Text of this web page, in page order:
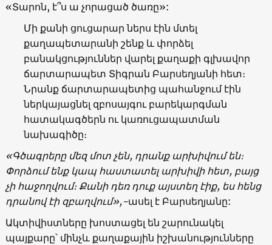
«Տարոն, է՞ս ա չորացած ծառը»:
Մի քանի ցուցարար ներս էին մտել
քաղապետարանի շենք և փորձել
բանակցություններ վարել քաղաքի գլխավոր
ճարտարապետ Տիգրան Բարսեղյանի հետ։
Նրանք ճարտարապետից պահանջում էին
ներկայացնել զբոսայգու բարեկարգման
հատակագծերն ու կառուցապատման
նախագիծը։
«Գծագրերը մեզ մոտ չեն, դրանք արխիվում են։
Փորձում ենք կապ հաստատել արխիվի հետ, բայց
չի հաջողվում։ Քանի դեռ դուք այստեղ էիք, ես հենց
դրանով էի զբաղվում»,-ասել է Բարսեղյանը:
Ակտիվիստները խոստացել են շարունակել
պայքարը՝ մինչև քաղաքային իշխանությունները